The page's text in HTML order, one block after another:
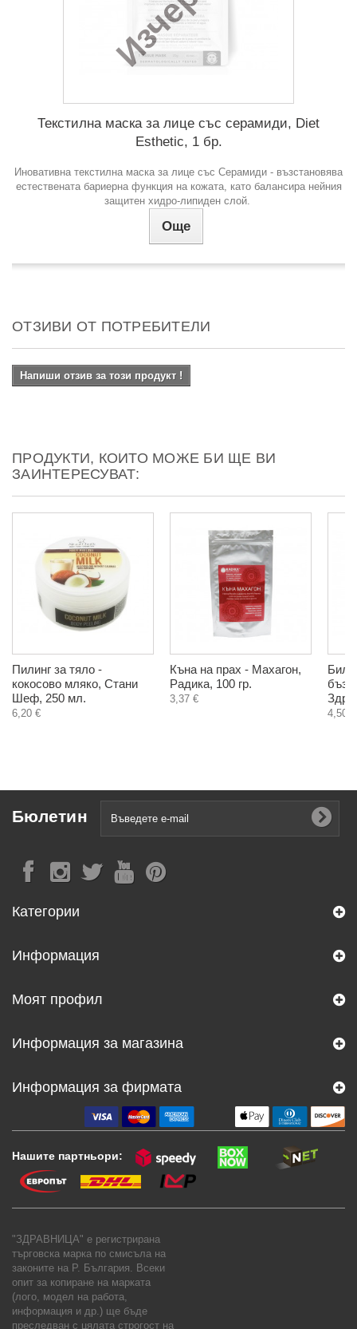
Текстилна маска за лице със серамиди, Diet
Esthetic, 1 бр.
Иновативна текстилна маска за лице със Серамиди - възстановява
естествената бариерна функция на кожата, като балансира нейния
защитен хидро-липиден слой.
Още
ОТЗИВИ ОТ ПОТРЕБИТЕЛИ
Напиши отзив за този продукт !
ПРОДУКТИ, КОИТО МОЖЕ БИ ЩЕ ВИ
ЗАИНТЕРЕСУВАТ:
Пилинг за тяло -
кокосово мляко, Стани
Шеф, 250 мл.
6,20 €
Къна на прах - Махагон,
Радика, 100 гр.
3,37 €
бъз,
4,50 €
Бюлетин
Категории
Информация
Моят профил
Информация за магазина
Информация за фирмата
Нашите партньори:
"ЗДРАВНИЦА" е регистрирана
търговска марка по смисъла на
законите на Р. България. Всеки
опит за копиране на марката
(лого, модел на работа,
информация и др.) ще бъде
преследван с цялата строгост на